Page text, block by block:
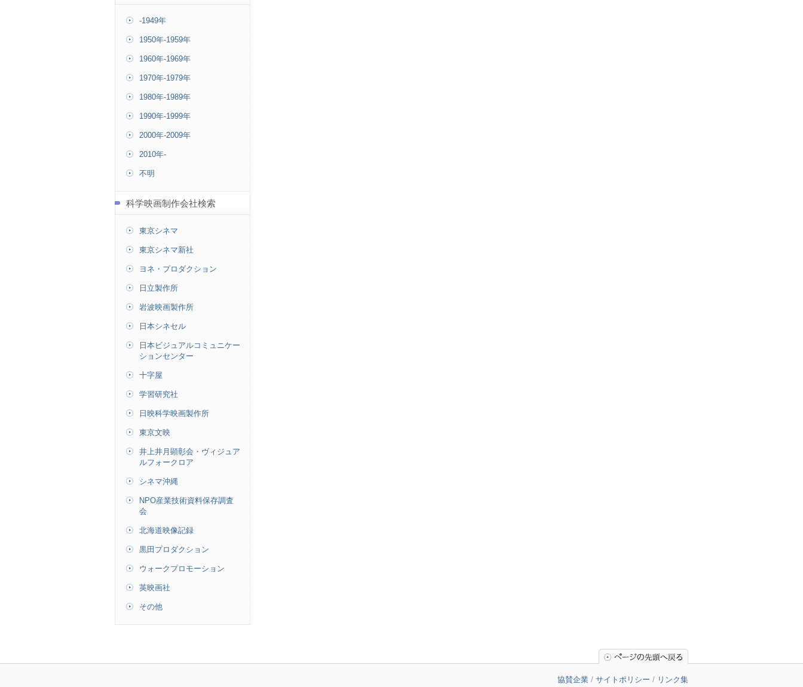
-1949年
1950年-1959年
1960年-1969年
1970年-1979年
1980年-1989年
1990年-1999年
2000年-2009年
2010年-
不明
科学映画制作会社検索
東京シネマ
東京シネマ新社
ヨネ・プロダクション
日立製作所
岩波映画製作所
日本シネセル
日本ビジュアルコミュニケー
ションセンター
十字屋
学習研究社
日映科学映画製作所
東京文映
井上井月顕彰会・ヴィジュア
ルフォークロア
シネマ沖縄
NPO産業技術資料保存調査
会
北海道映像記録
黒田プロダクション
ウォークプロモーション
英映画社
その他
協賛企業 / サイトポリシー / リンク集